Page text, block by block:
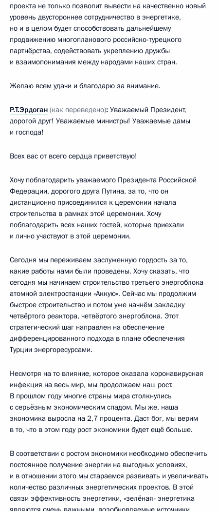
проекта не только позволит вывести на качественно новый
уровень двустороннее сотрудничество в энергетике,
но и в целом будет способствовать дальнейшему
продвижению многопланового российско-турецкого
партнёрства, содействовать укреплению дружбы
и взаимопонимания между народами наших стран.
Желаю всем удачи и благодарю за внимание.
Р.Т.Эрдоган (как переведено): Уважаемый Президент,
дорогой друг! Уважаемые министры! Уважаемые дамы
и господа!
Всех вас от всего сердца приветствую!
Хочу поблагодарить уважаемого Президента Российской
Федерации, дорогого друга Путина, за то, что он
дистанционно присоединился к церемонии начала
строительства в рамках этой церемонии. Хочу
поблагодарить всех наших гостей, которые приехали
и лично участвуют в этой церемонии.
Сегодня мы переживаем заслуженную гордость за то,
какие работы нами были проведены. Хочу сказать, что
сегодня мы начинаем строительство третьего энергоблока
атомной электростанции «Аккую». Сейчас мы продолжим
быстрое строительство и потом уже начнём закладку
четвёртого реактора, четвёртого энергоблока. Этот
стратегический шаг направлен на обеспечение
дифференцированного подхода в плане обеспечения
Турции энергоресурсами.
Несмотря на то влияние, которое оказала коронавирусная
инфекция на весь мир, мы продолжаем наш рост.
В прошлом году многие страны мира столкнулись
с серьёзным экономическим спадом. Мы же, наша
экономика выросла на 2,7 процента. Даст бог, мы верим
в то, что в этом году рост экономики будет ещё больше.
В соответствии с ростом экономики необходимо обеспечить
постоянное получение энергии на выгодных условиях,
и в отношении этого мы стараемся развивать и увеличивать
количество различных энергетических проектов. В этой
связи эффективность энергетики, «зелёная» энергетика